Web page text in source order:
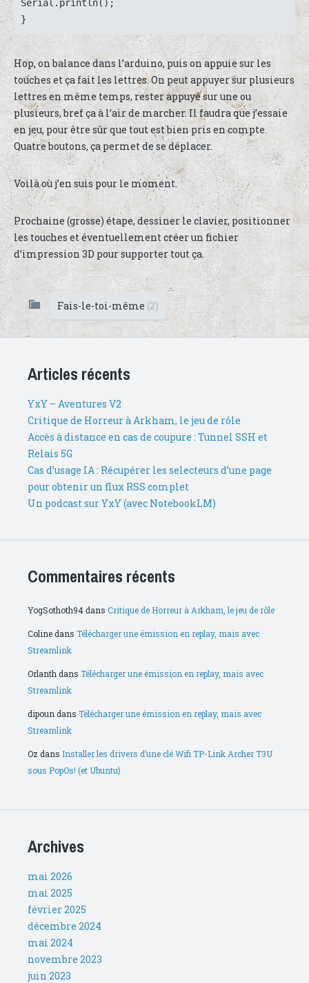
Serial.println();
}
Hop, on balance dans l’arduino, puis on appuie sur les
touches et ça fait les lettres. On peut appuyer sur plusieurs
lettres en même temps, rester appuyé sur une ou
plusieurs, bref ça à l’air de marcher. Il faudra que j’essaie
en jeu, pour être sûr que tout est bien pris en compte.
Quatre boutons, ça permet de se déplacer.
Voilà où j’en suis pour le moment.
Prochaine (grosse) étape, dessiner le clavier, positionner
les touches et éventuellement créer un fichier
d’impression 3D pour supporter tout ça.
Fais-le-toi-même (2)
Articles récents
YxY – Aventures V2
Critique de Horreur à Arkham, le jeu de rôle
Accès à distance en cas de coupure : Tunnel SSH et
Relais 5G
Cas d’usage IA : Récupérer les selecteurs d’une page
pour obtenir un flux RSS complet
Un podcast sur YxY (avec NotebookLM)
Commentaires récents
YogSothoth94dans Critique de Horreur à Arkham, le jeu de rôle
Colinedans Télécharger une émission en replay, mais avec
Streamlink
Orlanth dans Télécharger une émission en replay, mais avec
Streamlink
dipoun dans Télécharger une émission en replay, mais avec
Streamlink
Oz dans Installer les drivers d’une clé Wifi TP-Link Archer T3U
sous PopOs! (et Ubuntu)
Archives
mai 2026
mai 2025
février 2025
décembre 2024
mai 2024
novembre 2023
juin 2023